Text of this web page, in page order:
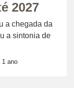
2027
a chegada da
a sintonia de
1 ano